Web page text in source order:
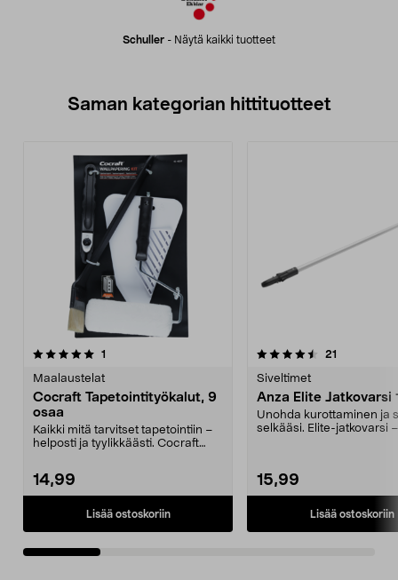
Schuller - Näytä kaikki tuotteet
Saman kategorian hittituotteet
1
Maalaustelat
Cocraft Tapetointityökalut, 9
osaa
Kaikki mitä tarvitset tapetointiin –
helposti ja tyylikkäästi. Cocraft
14,99
Lisää ostoskoriin
4.5 viidestä
21
Siveltimet
Anza Elite Jatkovarsi
Unohda kurottaminen ja
selkääsi. Elite-jatkovarsi
15,99
Lisää ostoskoriin
4.5 viidestä